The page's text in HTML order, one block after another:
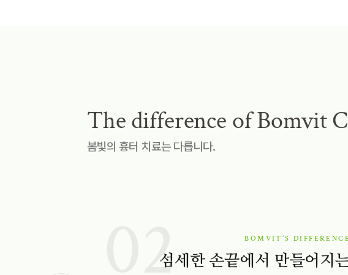
The difference of Bomvit
봄빛의 흉터 치료는 다릅니다.
02 BOMVIT’S
섬세한 손끝에서 만들어지